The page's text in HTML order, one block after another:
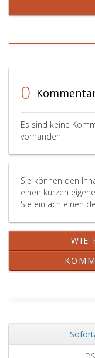
0
Es sind keine
vorhanden.
Sie können den
einen kurzen
Sie einfach einen
WIE